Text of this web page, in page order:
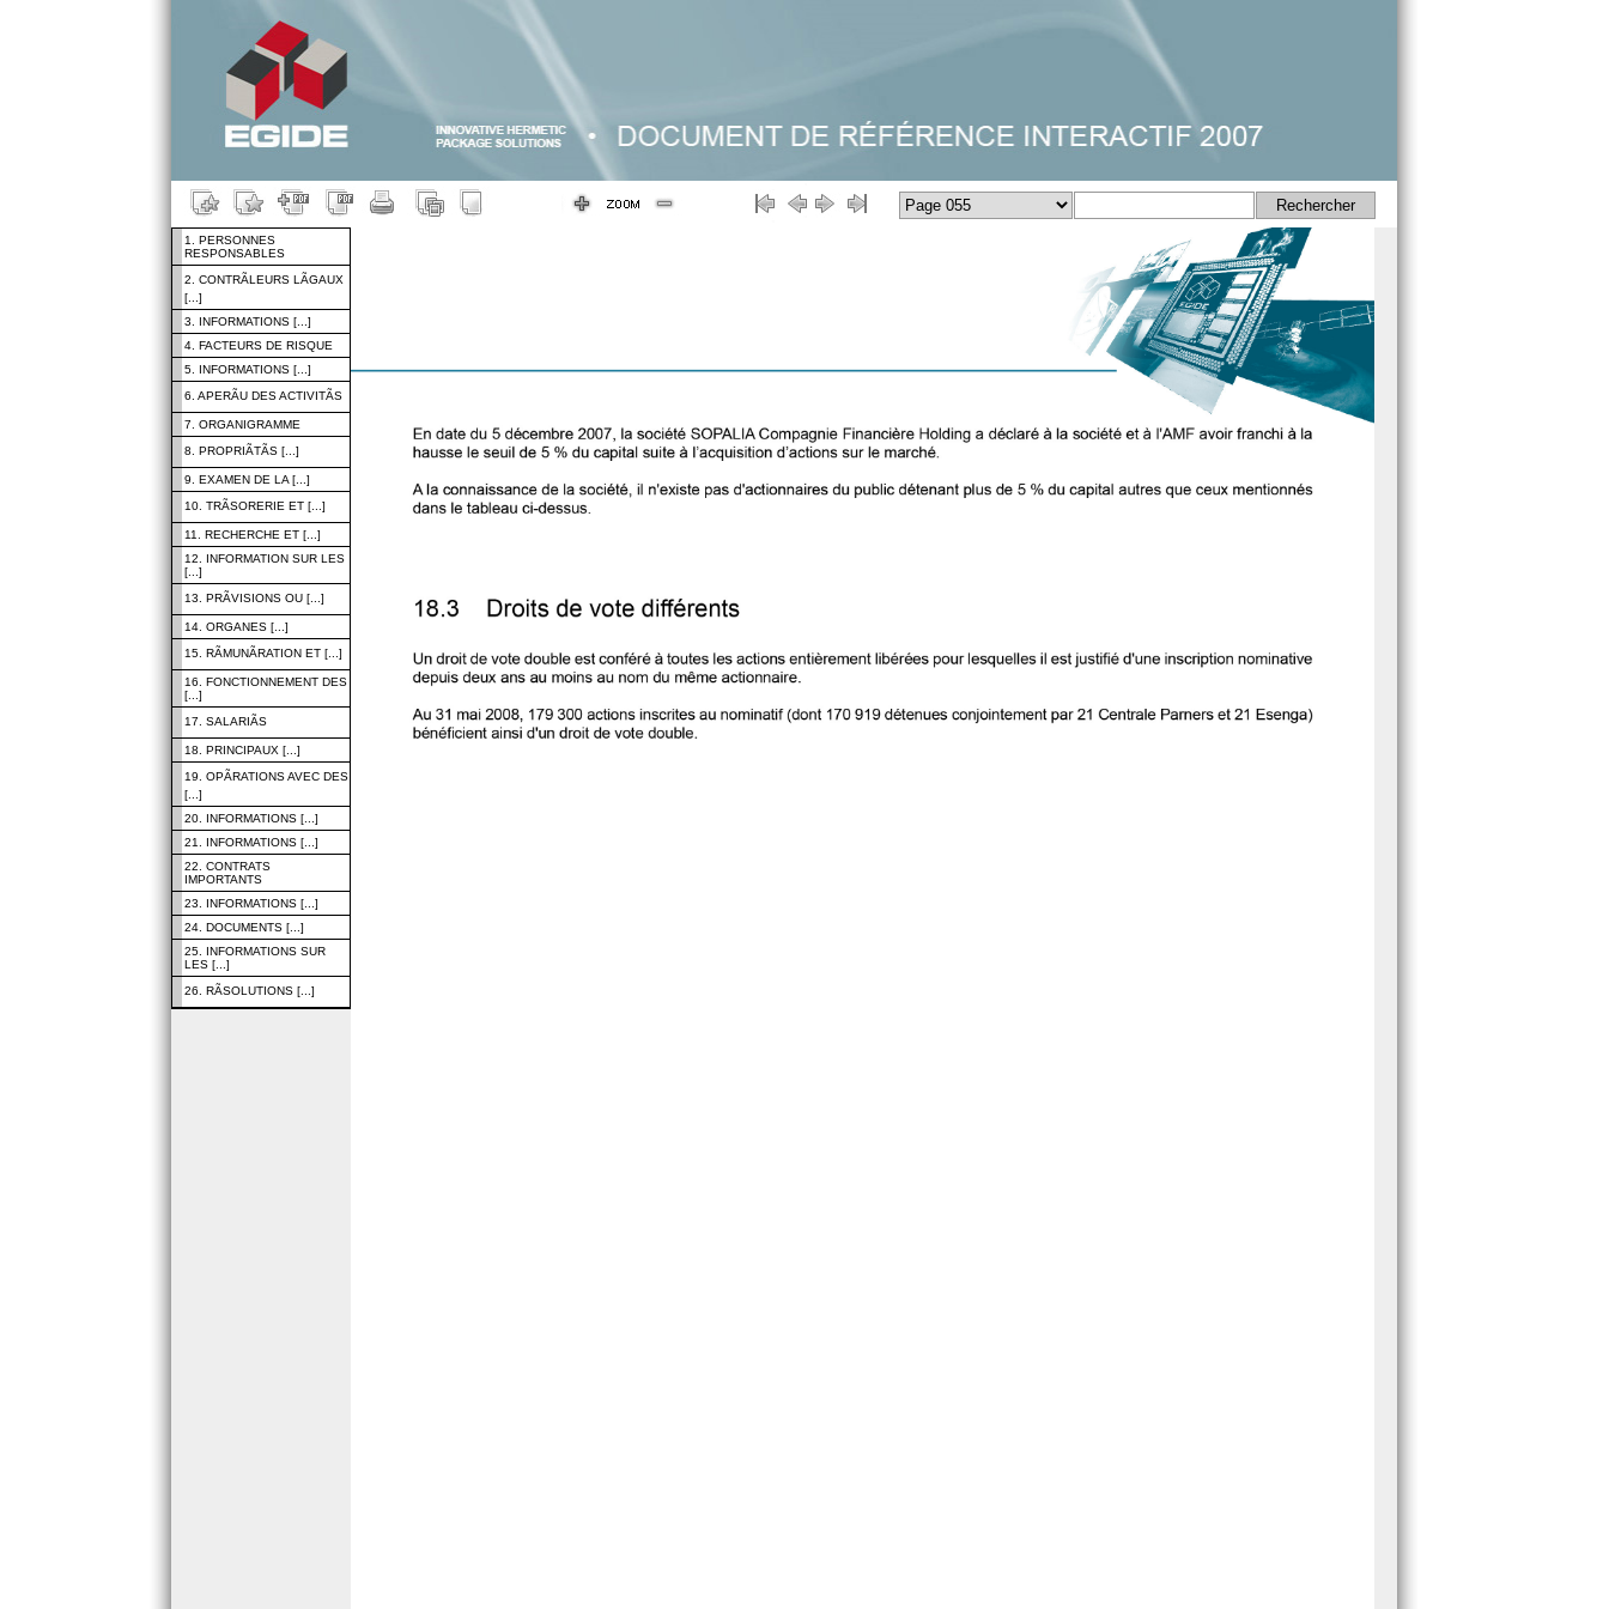
1. PERSONNES
RESPONSABLES
2. CONTRÃLEURS LÃGAUX
[...]
3. INFORMATIONS [...]
4. FACTEURS DE RISQUE
5. INFORMATIONS [...]
6. APERÃU DES ACTIVITÃS
7. ORGANIGRAMME
8. PROPRIÃTÃS [...]
9. EXAMEN DE LA [...]
10. TRÃSORERIE ET [...]
11. RECHERCHE ET [...]
12. INFORMATION SUR LES
[...]
13. PRÃVISIONS OU [...]
14. ORGANES [...]
15. RÃMUNÃRATION ET [...]
16. FONCTIONNEMENT DES
[...]
17. SALARIÃS
18. PRINCIPAUX [...]
19. OPÃRATIONS AVEC DES
[...]
20. INFORMATIONS [...]
21. INFORMATIONS [...]
22. CONTRATS
IMPORTANTS
23. INFORMATIONS [...]
24. DOCUMENTS [...]
25. INFORMATIONS SUR
LES [...]
26. RÃSOLUTIONS [...]